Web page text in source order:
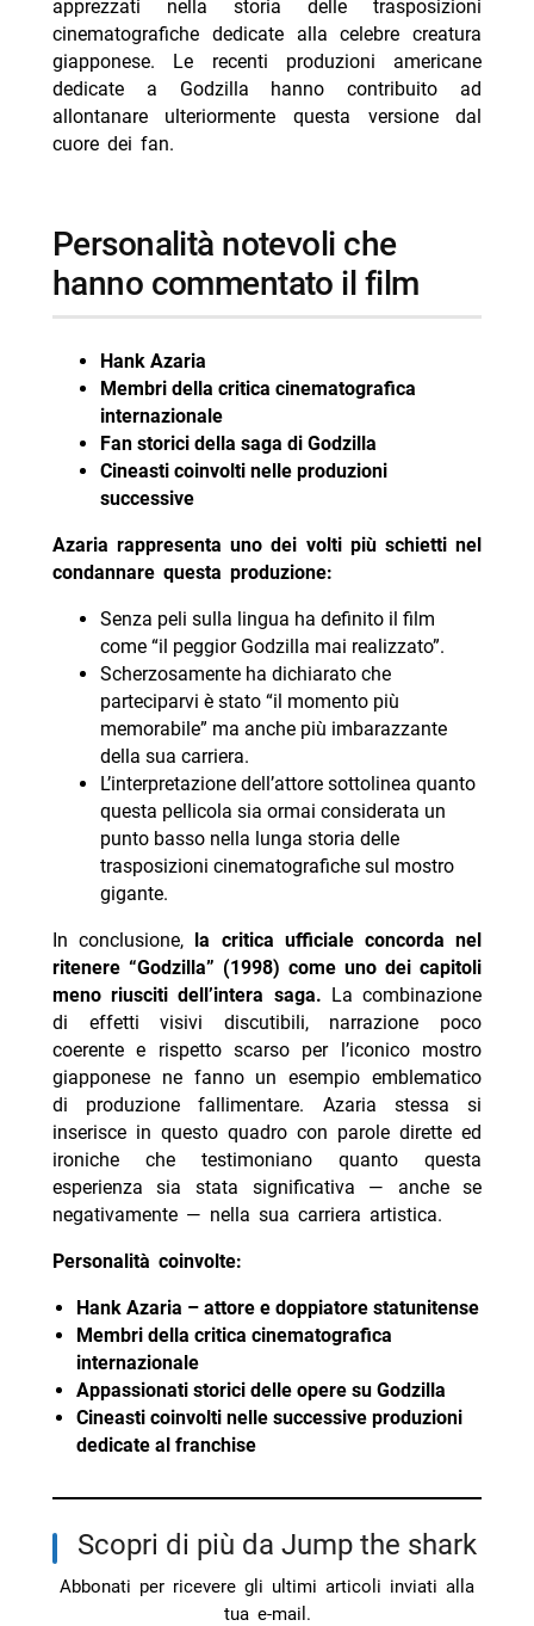
apprezzati nella storia delle trasposizioni
cinematografiche dedicate alla celebre creatura
giapponese. Le recenti produzioni americane
dedicate a Godzilla hanno contribuito ad
allontanare ulteriormente questa versione dal
cuore dei fan.
personalità notevoli che
hanno commentato il film
Hank Azaria
Membri della critica cinematografica
internazionale
Fan storici della saga di Godzilla
Cineasti coinvolti nelle produzioni
successive
Azaria rappresenta uno dei volti più schietti nel
condannare questa produzione:
Senza peli sulla lingua ha definito il film
come “il peggior Godzilla mai realizzato”.
Scherzosamente ha dichiarato che
parteciparvi è stato “il momento più
memorabile” ma anche più imbarazzante
della sua carriera.
L’interpretazione dell’attore sottolinea quanto
questa pellicola sia ormai considerata un
punto basso nella lunga storia delle
trasposizioni cinematografiche sul mostro
gigante.
In conclusione, la critica ufficiale concorda nel
ritenere “Godzilla” (1998) come uno dei capitoli
meno riusciti dell’intera saga. La combinazione
di effetti visivi discutibili, narrazione poco
coerente e rispetto scarso per l’iconico mostro
giapponese ne fanno un esempio emblematico
di produzione fallimentare. Azaria stessa si
inserisce in questo quadro con parole dirette ed
ironiche che testimoniano quanto questa
esperienza sia stata significativa — anche se
negativamente — nella sua carriera artistica.
Personalità coinvolte:
Hank Azaria – attore e doppiatore statunitense
Membri della critica cinematografica
internazionale
Appassionati storici delle opere su Godzilla
Cineasti coinvolti nelle successive produzioni
dedicate al franchise
Scopri di più da Jump the shark
Abbonati per ricevere gli ultimi articoli inviati alla
tua e-mail.